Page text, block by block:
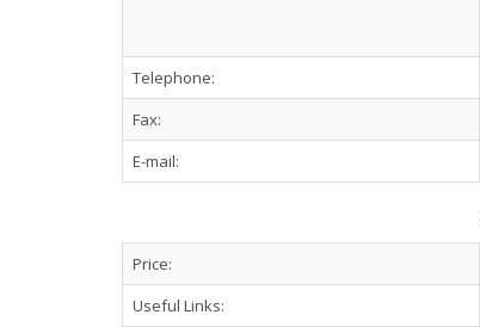
Telephone:
Fax:
E-mail:
Price:
Useful Links: